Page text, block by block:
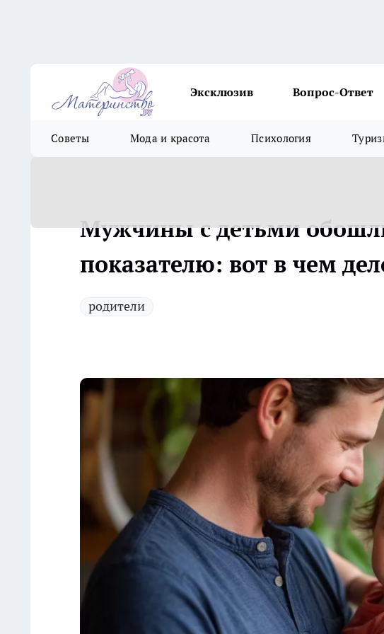
Эксклюзив Вопрос-Ответ
Советы Мода и красота Психология
Мужчины с детьми
показателю: вот в чем
родители